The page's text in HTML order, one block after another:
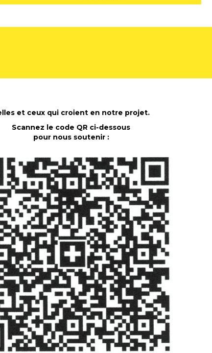
et ceux qui croient en notre projet.
Scannez le code QR ci-dessous
pour nous soutenir :